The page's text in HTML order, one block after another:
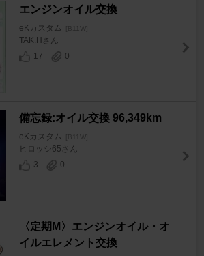
エンジンオイル交換
eKカスタム [B11W]
TAK.Hさん
17
0
備忘録:オイル交換 96,349km
eKカスタム [B11W]
ヒロッシ65さん
3
0
〈定期M〉エンジンオイル・オ
イルエレメント交換